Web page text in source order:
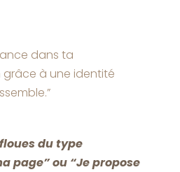
dans ta
à une identité
du type
page” ou “Je propose